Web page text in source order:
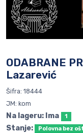
ODABRANE
Lazarević
Šifra: 18444
JM: kom
Na lageru: Ima 1
Stanje: Polovna bez